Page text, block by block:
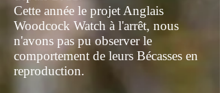
Cette année le projet Anglais
Woodcock Watch à l'arrêt, nous
n'avons pas pu observer le
comportement de leurs Bécasses en
reproduction.